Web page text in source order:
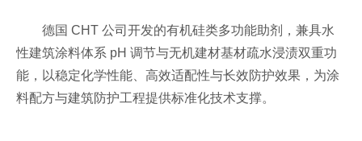
德国 CHT 公司开发的有机硅类多功能助剂，兼具水
性建筑涂料体系 pH 调节与无机建材基材疏水浸渍双重功
能，以稳定化学性能、高效适配性与长效防护效果，为涂
料配方与建筑防护工程提供标准化技术支撑。